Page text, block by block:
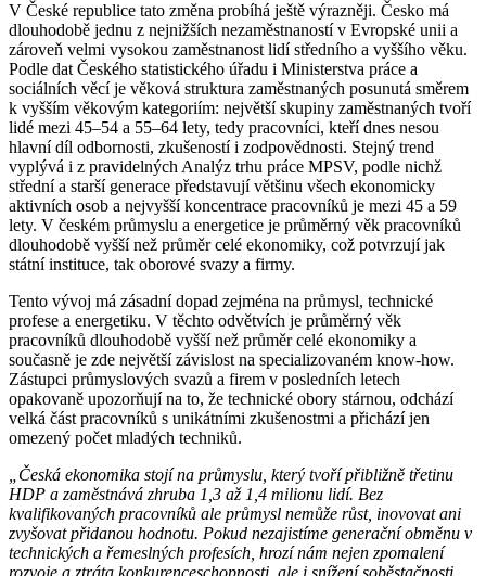
V České republice tato změna probíhá ještě výrazněji. Česko má
dlouhodobě jednu z nejnižších nezaměstnaností v Evropské unii a
zároveň velmi vysokou zaměstnanost lidí středního a vyššího věku.
Podle dat Českého statistického úřadu i Ministerstva práce a
sociálních věcí je věková struktura zaměstnaných posunutá směrem
k vyšším věkovým kategoriím: největší skupiny zaměstnaných tvoří
lidé mezi 45–54 a 55–64 lety, tedy pracovníci, kteří dnes nesou
hlavní díl odbornosti, zkušeností i zodpovědnosti. Stejný trend
vyplývá i z pravidelných Analýz trhu práce MPSV, podle nichž
střední a starší generace představují většinu všech ekonomicky
aktivních osob a nejvyšší koncentrace pracovníků je mezi 45 a 59
lety. V českém průmyslu a energetice je průměrný věk pracovníků
dlouhodobě vyšší než průměr celé ekonomiky, což potvrzují jak
státní instituce, tak oborové svazy a firmy.
Tento vývoj má zásadní dopad zejména na průmysl, technické
profese a energetiku. V těchto odvětvích je průměrný věk
pracovníků dlouhodobě vyšší než průměr celé ekonomiky a
současně je zde největší závislost na specializovaném know-how.
Zástupci průmyslových svazů a firem v posledních letech
opakovaně upozorňují na to, že technické obory stárnou, odchází
velká část pracovníků s unikátními zkušenostmi a přichází jen
omezený počet mladých techniků.
„Česká ekonomika stojí na průmyslu, který tvoří přibližně třetinu
HDP a zaměstnává zhruba 1,3 až 1,4 milionu lidí. Bez
kvalifikovaných pracovníků ale průmysl nemůže růst, inovovat ani
zvyšovat přidanou hodnotu. Pokud nezajistíme generační obměnu v
technických a řemeslných profesích, hrozí nám nejen zpomalení